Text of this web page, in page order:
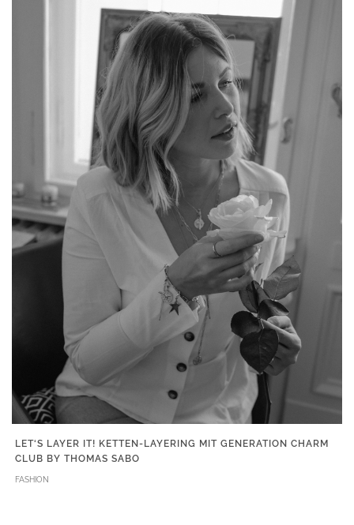
LET‘S LAYER IT! KETTEN-LAYERING MIT GENERATION CHARM
CLUB BY THOMAS SABO
FASHION